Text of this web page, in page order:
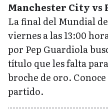
Manchester City vs
La final del Mundial
viernes a las 13:00
por Pep Guardiola
título que les falta
broche de oro.
partido.